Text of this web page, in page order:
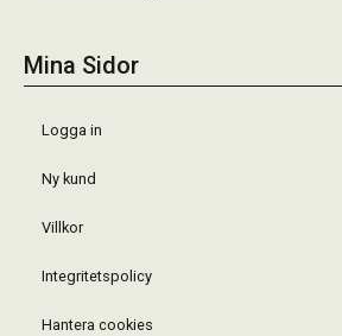
Mina Sidor
Logga in
Ny kund
Villkor
Integritetspolicy
Hantera cookies